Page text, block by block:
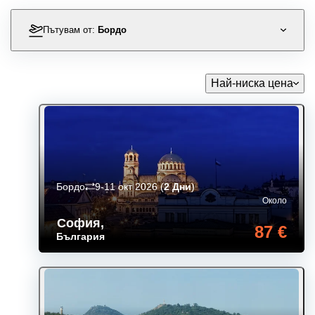
Пътувам от: Бордо
Най-ниска цена
София,
България
Около
87 €
Бордо 9-11 окт 2026(2 Дни)